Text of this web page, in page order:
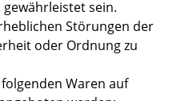
sein.
Störungen der
oder Ordnung zu
Waren auf